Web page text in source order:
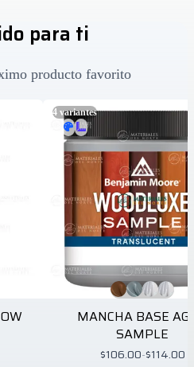
para ti
producto favorito
4 variantes
MANCHA BASE
SAMPLE
$106.00-$114.00